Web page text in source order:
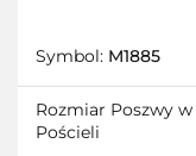
Symbol: M1885
Rozmiar Poszwy w
Pościeli